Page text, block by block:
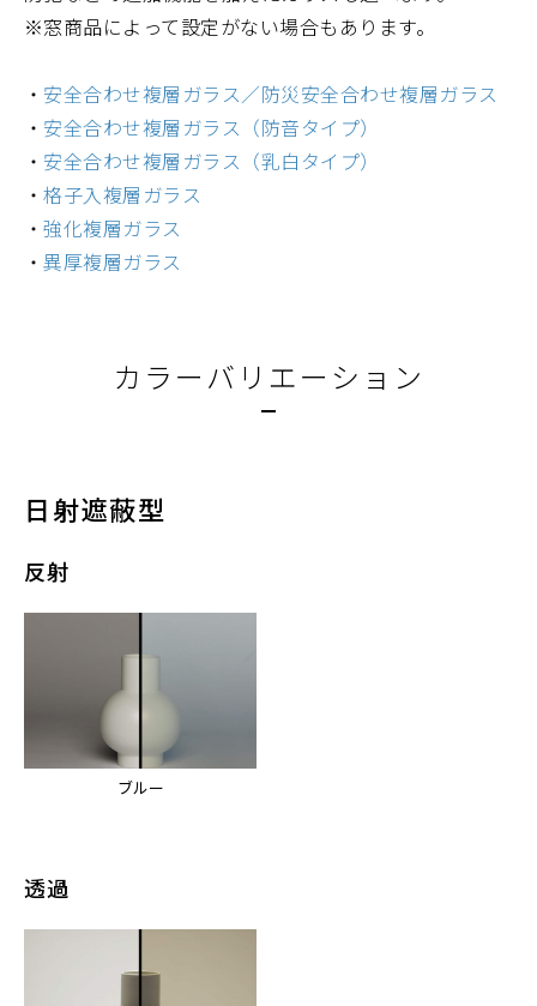
※窓商品によって設定がない場合もあります。
・ 安全合わせ複層ガラス／防災安全合わせ複層ガラス
・ 安全合わせ複層ガラス（防音タイプ）
・ 安全合わせ複層ガラス（乳白タイプ）
・格子入複層ガラス
・強化複層ガラス
・異厚複層ガラス
カラーバリエーション
日射遮蔽型
反射
ブルー
透過